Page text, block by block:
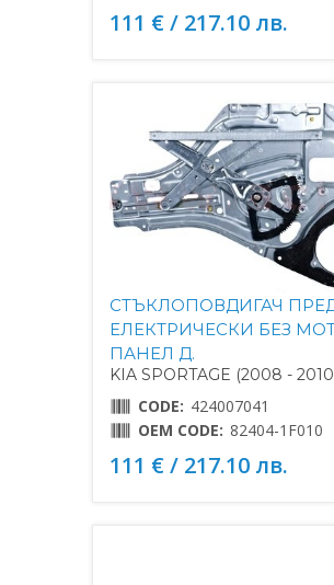
111 € / 217.10 лв.
СТЪКЛОПОВДИГАЧ
ЕЛЕКТРИЧЕСКИ БЕЗ
ПАНЕЛ Д.
KIA SPORTAGE (2008 -
CODE: 424007041
OEM CODE: 82404-1F010
111 € / 217.10 лв.